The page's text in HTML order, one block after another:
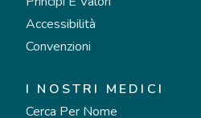
Accessibilità
Convenzioni
I NOSTRI MEDICI
Cerca Per Nome